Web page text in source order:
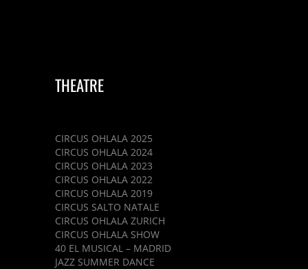
THEATRE
CIRCUS OHLALA 2025
CIRCUS OHLALA 2024
CIRCUS OHLALA 2023
CIRCUS OHLALA 2022
CIRCUS OHLALA 2019
CIRCUS SALTO NATALE
CIRCUS OHLALA ZURICH
CIRCUS OHLALA SHOW
40 EL MUSICAL – MADRID
JAZZ SUMMER DANCE